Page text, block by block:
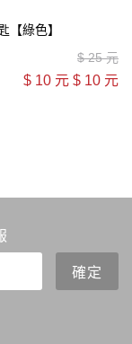
【綠色】
$25 元
$ 10 元 $ 10 元